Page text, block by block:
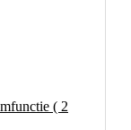
( 2